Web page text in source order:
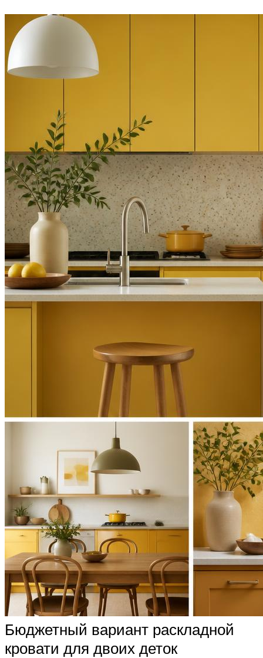
Бюджетный вариант раскладной
кровати для двоих деток